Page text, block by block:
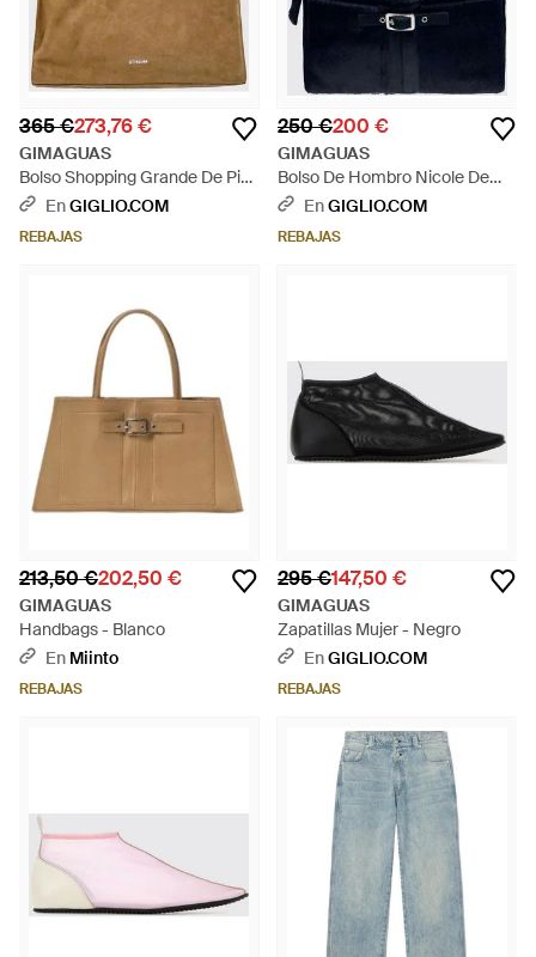
365 €273,76 €
GIMAGUAS
Bolso Shopping Grande De Piel
Con Doble Asa Y Logo
EnGIGLIO.COM
REBAJAS
250 €200 €
GIMAGUAS
Bolso De Hombro Nicole De
Piel De Potro Con Hebilla Y Asa
EnGIGLIO.COM
REBAJAS
213,50 €202,50 €
GIMAGUAS
Handbags - Blanco
En Miinto
REBAJAS
295 €147,50 €
GIMAGUAS
Zapatillas Mujer - Negro
EnGIGLIO.COM
REBAJAS